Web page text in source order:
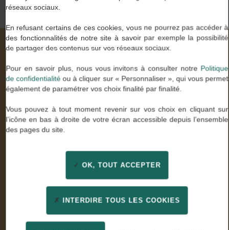
Nos valeurs à travers vos mots
Comptable général
« Enfin des consultants experts de mon métier qui ont
réseaux sociaux.
En refusant certains de ces cookies, vous ne pourrez pas accéder à
des fonctionnalités de notre site à savoir par exemple la possibilité
de partager des contenus sur vos réseaux sociaux.
Pour en savoir plus, nous vous invitons à consulter notre Politique
de confidentialité ou à cliquer sur « Personnaliser », qui vous permet
également de paramétrer vos choix finalité par finalité.
Vous pouvez à tout moment revenir sur vos choix en cliquant sur
l’icône en bas à droite de votre écran accessible depuis l’ensemble
des pages du site.
OK, TOUT ACCEPTER
INTERDIRE TOUS LES COOKIES